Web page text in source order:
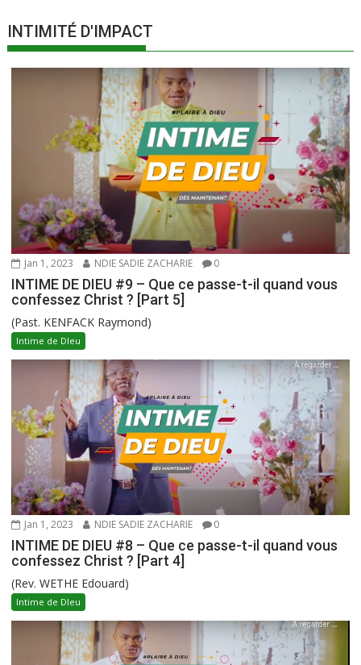
INTIMITÉ D'IMPACT
Jan 1, 2023 NDIE SADIE ZACHARIE 0
INTIME DE DIEU #9 – Que ce passe-t-il quand vous
confessez Christ ? [Part 5]
(Past. KENFACK Raymond)
Intime de DIeu
Jan 1, 2023 NDIE SADIE ZACHARIE 0
INTIME DE DIEU #8 – Que ce passe-t-il quand vous
confessez Christ ? [Part 4]
(Rev. WETHE Edouard)
Intime de DIeu